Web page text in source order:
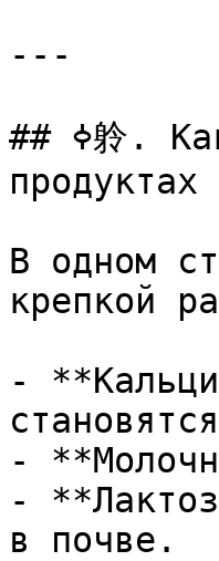
---
## ߦ䠲. Какие полезные вещества в молочных
продуктах
В одном
крепкой
-
-
-
в почве.